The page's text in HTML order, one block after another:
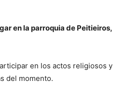
en la parroquia de Peitieiros,
en los actos religiosos y
del momento.